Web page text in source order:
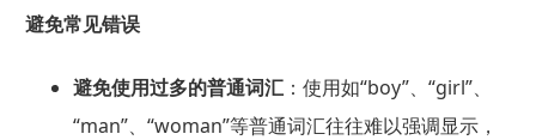
避免常见错误
避免使用过多的普通词汇：使用如“boy”、“girl”、
“man”、“woman”等普通词汇往往难以强调显示，